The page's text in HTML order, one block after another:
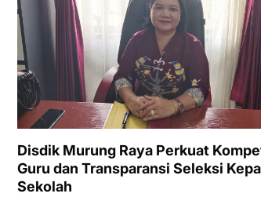
Disdik Murung Raya Perkuat
Guru dan Transparansi Seleksi
Sekolah